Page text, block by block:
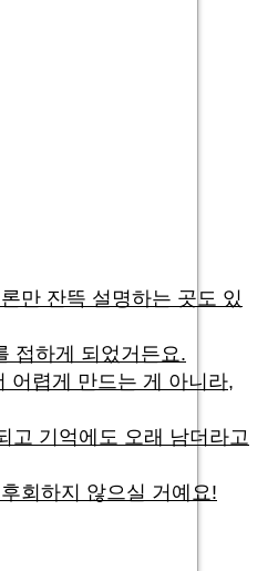
만 잔뜩 설명하는 곳도 있
접하게 되었거든요.
어렵게 만드는 게 아니라,
고 기억에도 오래 남더라고
회하지 않으실 거예요!